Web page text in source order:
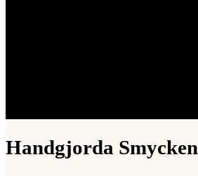
Handgjorda Smycken